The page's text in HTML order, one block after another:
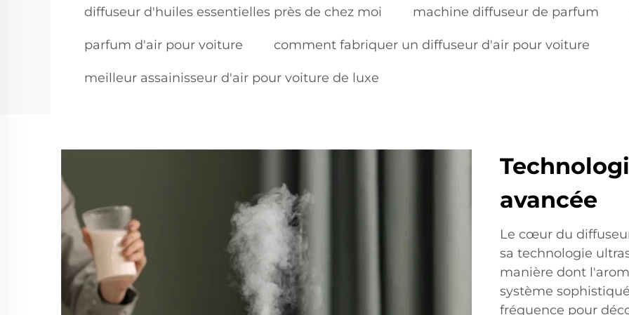
diffuseur d'huiles essentielles près de chez moi machine diffuseur de parfum
parfum d'air pour voiture comment fabriquer un diffuseur d'air pour voiture
meilleur assainisseur d'air pour voiture de luxe
avancée
Le cœur du
sa technologie
manière dont
système
fréquence pour